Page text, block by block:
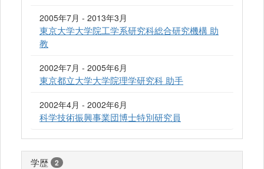
2005年7月 - 2013年3月
東京大学大学院工学系研究科総合研究機構 助
教
2002年7月 - 2005年6月
東京都立大学大学院理学研究科 助手
2002年4月 - 2002年6月
科学技術振興事業団博士特別研究員
学歴 2